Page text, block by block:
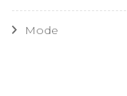
Mode